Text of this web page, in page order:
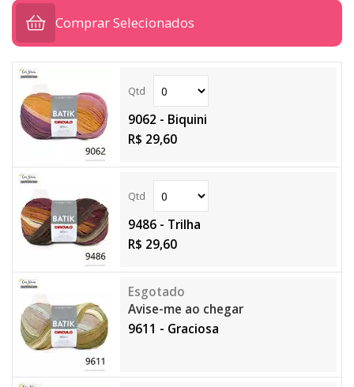
Comprar Selecionados
9062 - Biquini
R$ 29,60
9486 - Trilha
R$ 29,60
Avise-me ao chegar
9611 - Graciosa